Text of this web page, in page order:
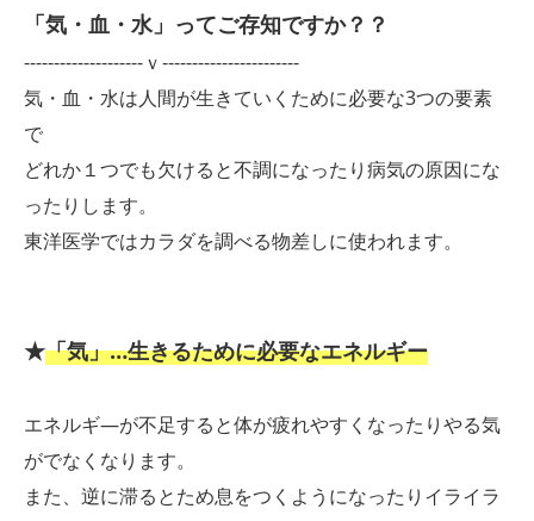
「気・血・水」ってご存知ですか？？
--------------------ｖ-----------------------
気・血・水は人間が生きていくために必要な3つの要素
で
どれか１つでも欠けると不調になったり病気の原因にな
ったりします。
東洋医学ではカラダを調べる物差しに使われます。
★「気」…生きるために必要なエネルギー
エネルギ―が不足すると体が疲れやすくなったりやる気
がでなくなります。
また、逆に滞るとため息をつくようになったりイライラ